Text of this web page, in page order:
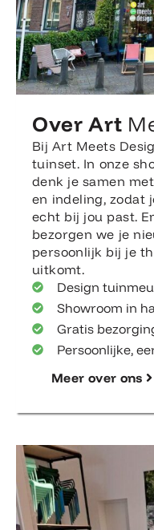
Over Art
Bij Art Meets
tuinset. In onze
denk je samen
en indeling, zodat
echt bij jou past.
bezorgen we je
persoonlijk bij je
uitkomt.
Design
Showroom in
Gratis
Persoonlijke,
Meer over ons